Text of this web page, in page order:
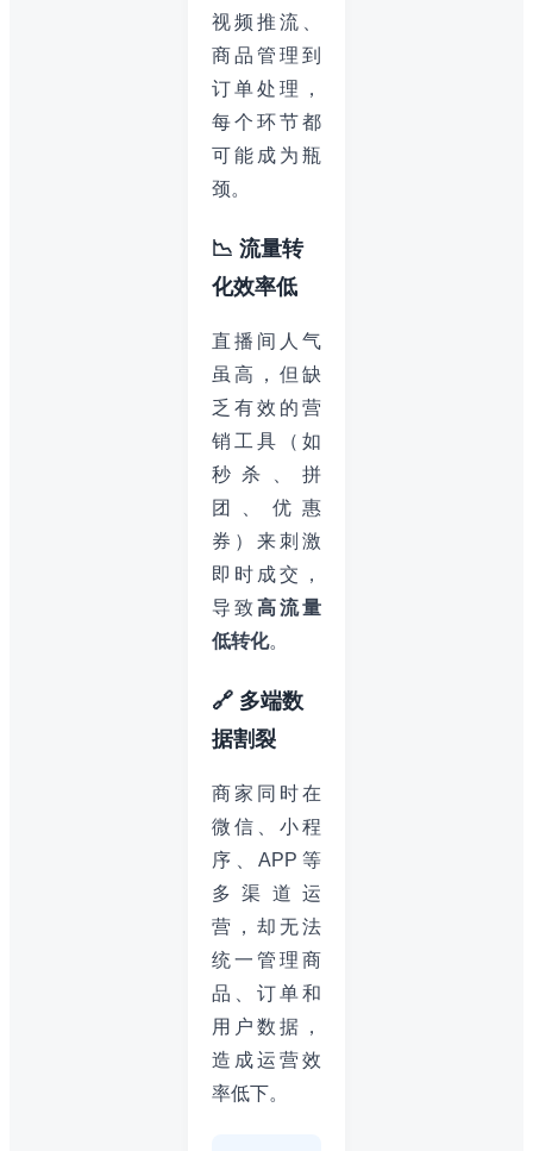
视频推流、
商品管理到
订单处理，
每个环节都
可能成为瓶
颈。
📉 流量转
化效率低
直播间人气
虽高，但缺
乏有效的营
销工具（如
秒杀、拼
团、优惠
券）来刺激
即时成交，
导致高流量
低转化。
🔗 多端数
据割裂
商家同时在
微信、小程
序、APP等
多渠道运
营，却无法
统一管理商
品、订单和
用户数据，
造成运营效
率低下。